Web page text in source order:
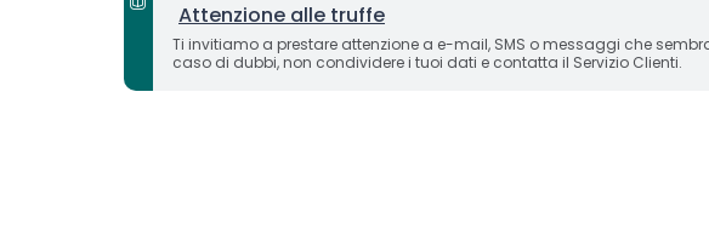
Attenzione alle truffe
Ti invitiamo a prestare attenzione a e-mail, SMS o messaggi che
caso di dubbi, non condividere i tuoi dati e contatta il Servizio Clienti.